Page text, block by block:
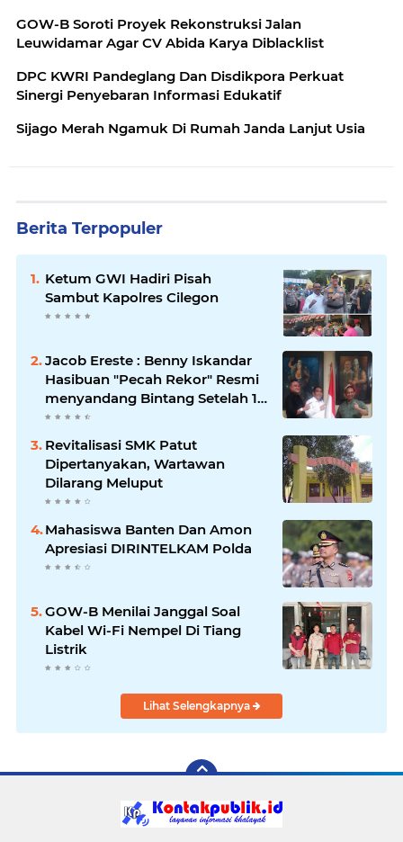
GOW-B Soroti Proyek Rekonstruksi Jalan
Leuwidamar Agar CV Abida Karya Diblacklist
DPC KWRI Pandeglang Dan Disdikpora Perkuat
Sinergi Penyebaran Informasi Edukatif
Sijago Merah Ngamuk Di Rumah Janda Lanjut Usia
Berita Terpopuler
Ketum GWI Hadiri Pisah
Sambut Kapolres Cilegon
Jacob Ereste : Benny Iskandar
Hasibuan "Pecah Rekor" Resmi
menyandang Bintang Setelah 14
Tahun Ngejokrok Berpangjat
Kombes
Revitalisasi SMK Patut
Dipertanyakan, Wartawan
Dilarang Meluput
Mahasiswa Banten Dan Amon
Apresiasi DIRINTELKAM Polda
GOW-B Menilai Janggal Soal
Kabel Wi-Fi Nempel Di Tiang
Listrik
Lihat Selengkapnya